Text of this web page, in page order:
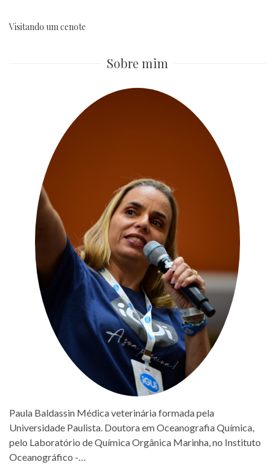
Visitando um cenote
Sobre mim
Paula Baldassin Médica veterinária formada pela
Universidade Paulista. Doutora em Oceanografia Química,
pelo Laboratório de Química Orgânica Marinha, no Instituto
Oceanográfico -…